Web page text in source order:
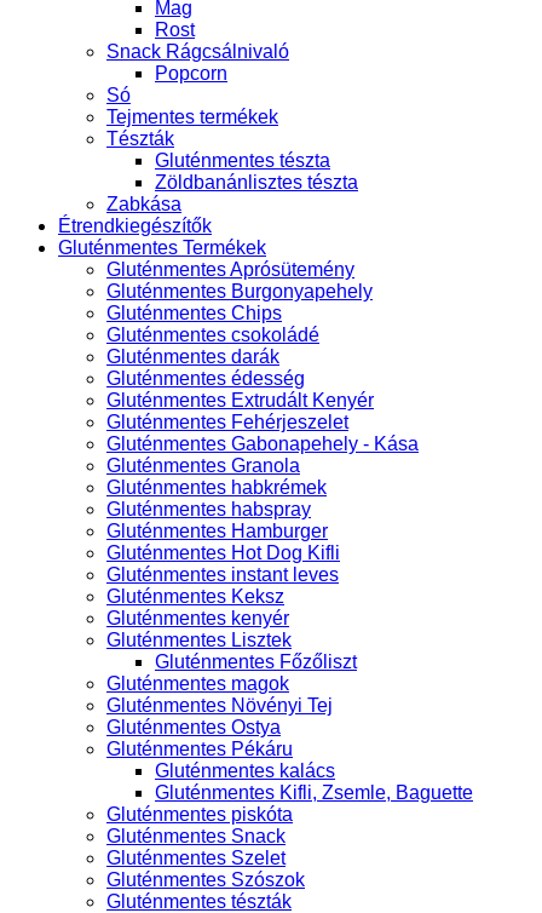
Mag
Rost
Snack Rágcsálnivaló
Popcorn
Só
Tejmentes termékek
Tészták
Gluténmentes tészta
Zöldbanánlisztes tészta
Zabkása
Étrendkiegészítők
Gluténmentes Termékek
Gluténmentes Aprósütemény
Gluténmentes Burgonyapehely
Gluténmentes Chips
Gluténmentes csokoládé
Gluténmentes darák
Gluténmentes édesség
Gluténmentes Extrudált Kenyér
Gluténmentes Fehérjeszelet
Gluténmentes Gabonapehely - Kása
Gluténmentes Granola
Gluténmentes habkrémek
Gluténmentes habspray
Gluténmentes Hamburger
Gluténmentes Hot Dog Kifli
Gluténmentes instant leves
Gluténmentes Keksz
Gluténmentes kenyér
Gluténmentes Lisztek
Gluténmentes Főzőliszt
Gluténmentes magok
Gluténmentes Növényi Tej
Gluténmentes Ostya
Gluténmentes Pékáru
Gluténmentes kalács
Gluténmentes Kifli, Zsemle, Baguette
Gluténmentes piskóta
Gluténmentes Snack
Gluténmentes Szelet
Gluténmentes Szószok
Gluténmentes tészták